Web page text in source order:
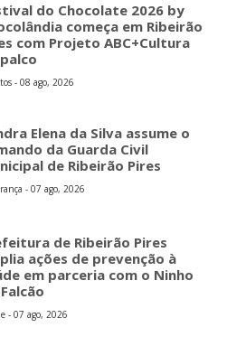
do Chocolate 2026 by
começa em Ribeirão
com Projeto ABC+Cultura
- 08 ago, 2026
Elena da Silva assume o
da Guarda Civil
de Ribeirão Pires
- 07 ago, 2026
de Ribeirão Pires
ações de prevenção à
em parceria com o Ninho
- 07 ago, 2026